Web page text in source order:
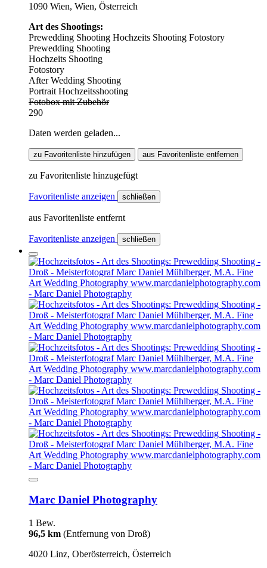
1090 Wien, Wien, Österreich
Art des Shootings:
Prewedding Shooting Hochzeits Shooting Fotostory
Prewedding Shooting
Hochzeits Shooting
Fotostory
After Wedding Shooting
Portrait Hochzeitsshooting
Fotobox mit Zubehör
290
Daten werden geladen...
zu Favoritenliste hinzufügen aus Favoritenliste entfernen
zu Favoritenliste hinzugefügt
Favoritenliste anzeigen schließen
aus Favoritenliste entfernt
Favoritenliste anzeigen schließen
Marc Daniel Photography
1 Bew.
96,5 km (Entfernung von Droß)
4020 Linz, Oberösterreich, Österreich